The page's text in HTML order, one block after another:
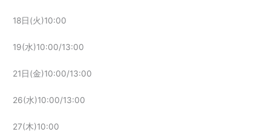
18日(火)10:00
19(水)10:00/13:00
21日(金)10:00/13:00
26(水)10:00/13:00
27(木)10:00